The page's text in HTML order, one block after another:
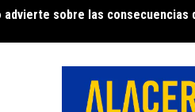
advierte sobre las
de Acero – 50 años